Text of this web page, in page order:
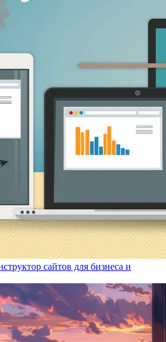
сайтов для бизнеса и